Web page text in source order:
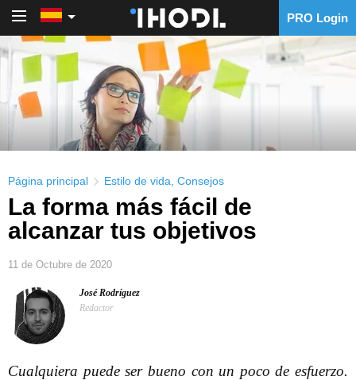
PRO Login
Página principal Estilo de vida Consejos
La forma más fácil de
alcanzar tus objetivos
11 de Octubre de 2020
José Rodríguez
Redactor
Cualquiera puede ser bueno con un poco de esfuerzo.